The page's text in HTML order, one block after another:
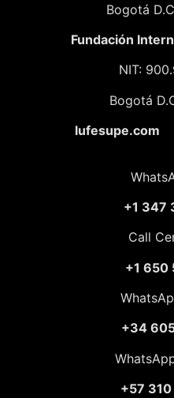
Bogotá
Fundación
NIT:
Bogotá
lufesupe.com
+1 347
Call
+1 650
+34
+57